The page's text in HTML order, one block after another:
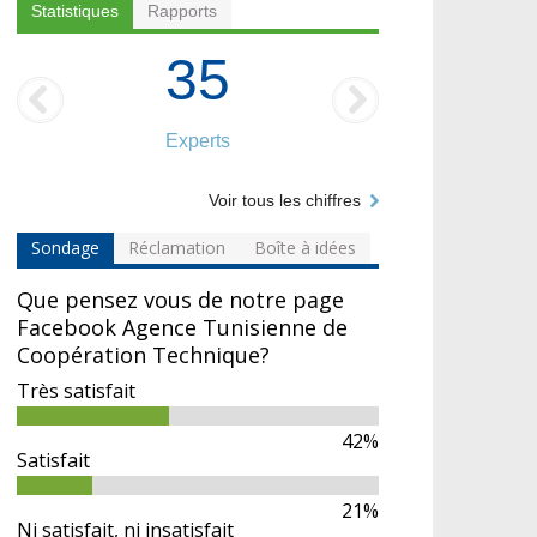
Statistiques Rapports
35
Experts
Voir tous les chiffres
Sondage Réclamation Boîte à idées
Que pensez vous de notre page
Facebook Agence Tunisienne de
Coopération Technique?
Très satisfait
42%
Satisfait
21%
Ni satisfait, ni insatisfait